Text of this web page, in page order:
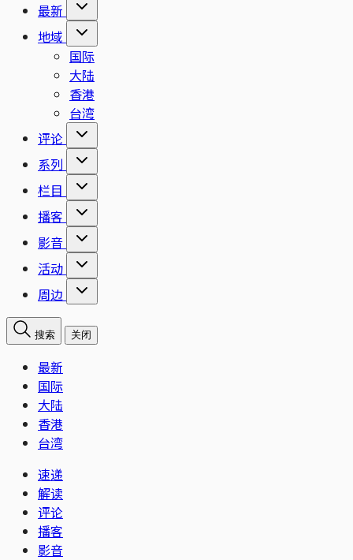
最新
地域
国际
大陆
香港
台湾
评论
系列
栏目
播客
影音
活动
周边
搜索 关闭
最新
国际
大陆
香港
台湾
速递
解读
评论
播客
影音